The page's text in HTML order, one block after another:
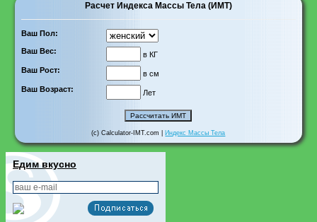
Расчет Индекса Массы Тела (ИМТ)
Ваш Пол:
Ваш Вес:
в КГ
Ваш Рост:
в см
Ваш Возраст:
Лет
(c) Calculator-IMT.com | Индекс Массы Тела
Едим вкусно